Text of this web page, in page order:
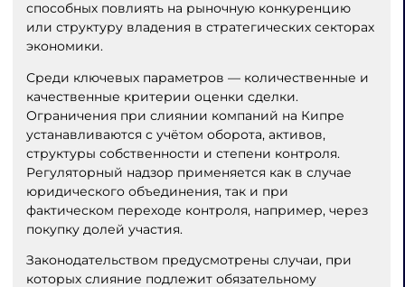
способных повлиять на рыночную конкуренцию
или структуру владения в стратегических секторах
экономики.
Среди ключевых параметров — количественные и
качественные критерии оценки сделки.
Ограничения при слиянии компаний на Кипре
устанавливаются с учётом оборота, активов,
структуры собственности и степени контроля.
Регуляторный надзор применяется как в случае
юридического объединения, так и при
фактическом переходе контроля, например, через
покупку долей участия.
Законодательством предусмотрены случаи, при
которых слияние подлежит обязательному